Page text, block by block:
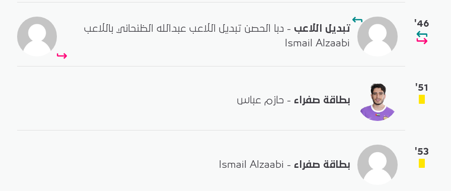
'46
تبديل اللاعب - دبا الحصن تبديل اللاعب عبدالله الظنحاني باللاعب
Ismail Alzaabi
'51
بطاقة صفراء - حازم عباس
'53
بطاقة صفراء - Ismail Alzaabi